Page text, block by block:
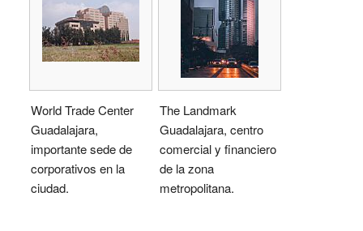
World Trade Center
Guadalajara,
importante sede de
corporativos en la
ciudad.
The Landmark
Guadalajara, centro
comercial y financiero
de la zona
metropolitana.